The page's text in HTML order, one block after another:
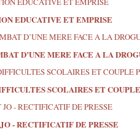
EDUCATIVE ET EMPRISE
D’UNE MERE FACE A LA
SCOLAIRES ET
- RECTIFICATIF DE PRESSE